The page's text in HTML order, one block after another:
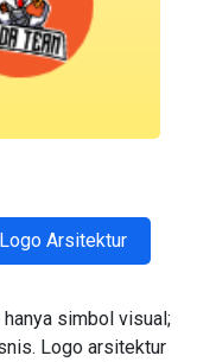
Logo Arsitektur
simbol visual;
Logo arsitektur